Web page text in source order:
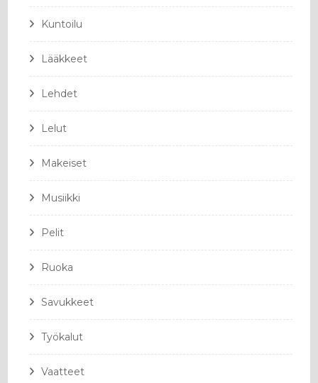
Kuntoilu
Lääkkeet
Lehdet
Lelut
Makeiset
Musiikki
Pelit
Ruoka
Savukkeet
Työkalut
Vaatteet